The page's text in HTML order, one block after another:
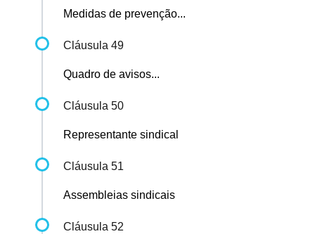
Medidas de prevenção...
Cláusula 49
Quadro de avisos...
Cláusula 50
Representante sindical
Cláusula 51
Assembleias sindicais
Cláusula 52